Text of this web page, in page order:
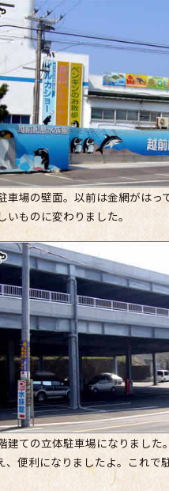
車場の壁面。以前は金網がはっ
いものに変わりました。
建ての立体駐車場になりました
、便利になりましたよ。これで